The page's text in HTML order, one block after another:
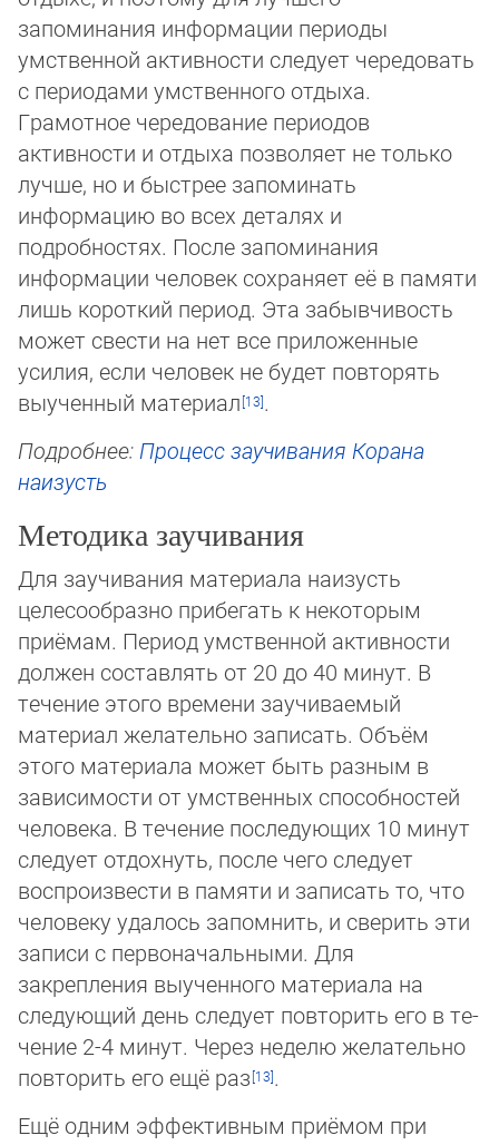
запоминания информации периоды
умственной активности следует чередовать
с периодами умственного отдыха.
Грамотное чередование периодов
активности и отдыха позволяет не только
лучше, но и быстрее запоминать
информацию во всех деталях и
подробностях. После запоминания
информации человек сохраняет её в памяти
лишь короткий период. Эта забывчивость
может свести на нет все приложен­ные
усилия, если человек не будет повторять
выученный материал
.
Подробнее: Процесс заучивания Корана
наизусть
Методика заучивания
Для заучивания материала наизусть
целесообразно прибегать к некоторым
приёмам. Период умственной активности
дол­жен составлять от 20 до 40 минут. В
течение этого времени заучиваемый
материал желательно записать. Объём
этого ма­териала может быть разным в
зависимости от умственных способностей
человека. В течение последующих 10 минут
сле­дует отдохнуть, после чего следует
воспроизвести в памяти и записать то, что
человеку удалось запомнить, и сверить эти
записи с первоначальными. Для
закрепления выученного материала на
следующий день следует повторить его в те­
че­ние 2-4 минут. Через неделю желательно
повторить его ещё раз
.
Ещё одним эффективным приёмом при